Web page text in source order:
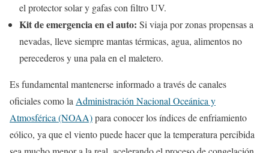
el protector solar y gafas con filtro UV.
Kit de emergencia en el auto: Si viaja por zonas propensas a
nevadas, lleve siempre mantas térmicas, agua, alimentos no
perecederos y una pala en el maletero.
Es fundamental mantenerse informado a través de canales
oficiales como la Administración Nacional Oceánica y
Atmosférica (NOAA)para conocer los índices de enfriamiento
eólico, ya que el viento puede hacer que la temperatura percibida